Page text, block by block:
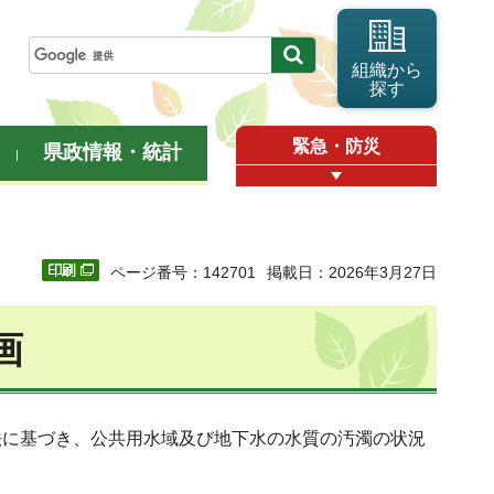
組織から
探す
県政情報・統計 緊急・防災
ページ番号：142701 掲載日：2026年3月27日
基づき、公共用水域及び地下水の水質の汚濁の状況